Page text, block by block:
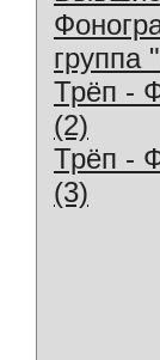
группа
Трёп -
(2)
Трёп -
(3)